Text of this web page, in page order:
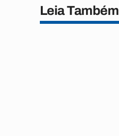
Leia Também